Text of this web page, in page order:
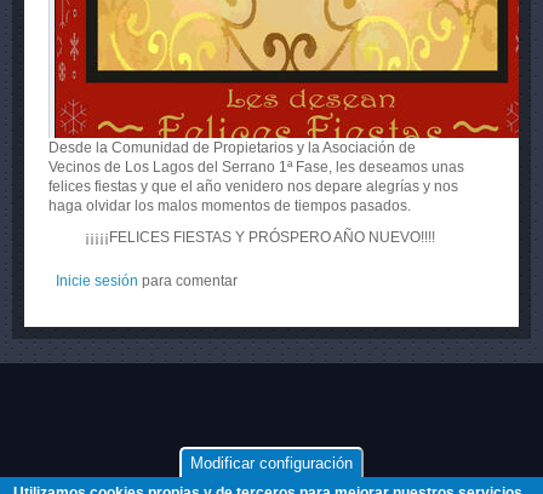
Desde la Comunidad de Propietarios y la Asociación de
Vecinos de Los Lagos del Serrano 1ª Fase, les deseamos unas
felices fiestas y que el año venidero nos depare alegrías y nos
haga olvidar los malos momentos de tiempos pasados.
¡¡¡¡¡FELICES FIESTAS Y PRÓSPERO AÑO NUEVO!!!!
Inicie sesión para comentar
Modificar configuración